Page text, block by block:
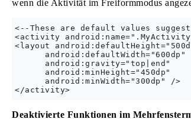
wenn die Aktivität im Freiformmodus
<--These are default values
<activity
<layout
      android:defaultWidth="600dp"
      android:gravity="top|end"
      android:minHeight="450dp"
      android:minWidth="300dp" />
Deaktivierte Funktionen im